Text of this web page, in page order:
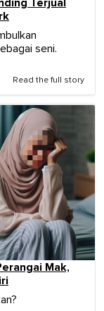
Terjual
seni.
Read the full story
Mak,